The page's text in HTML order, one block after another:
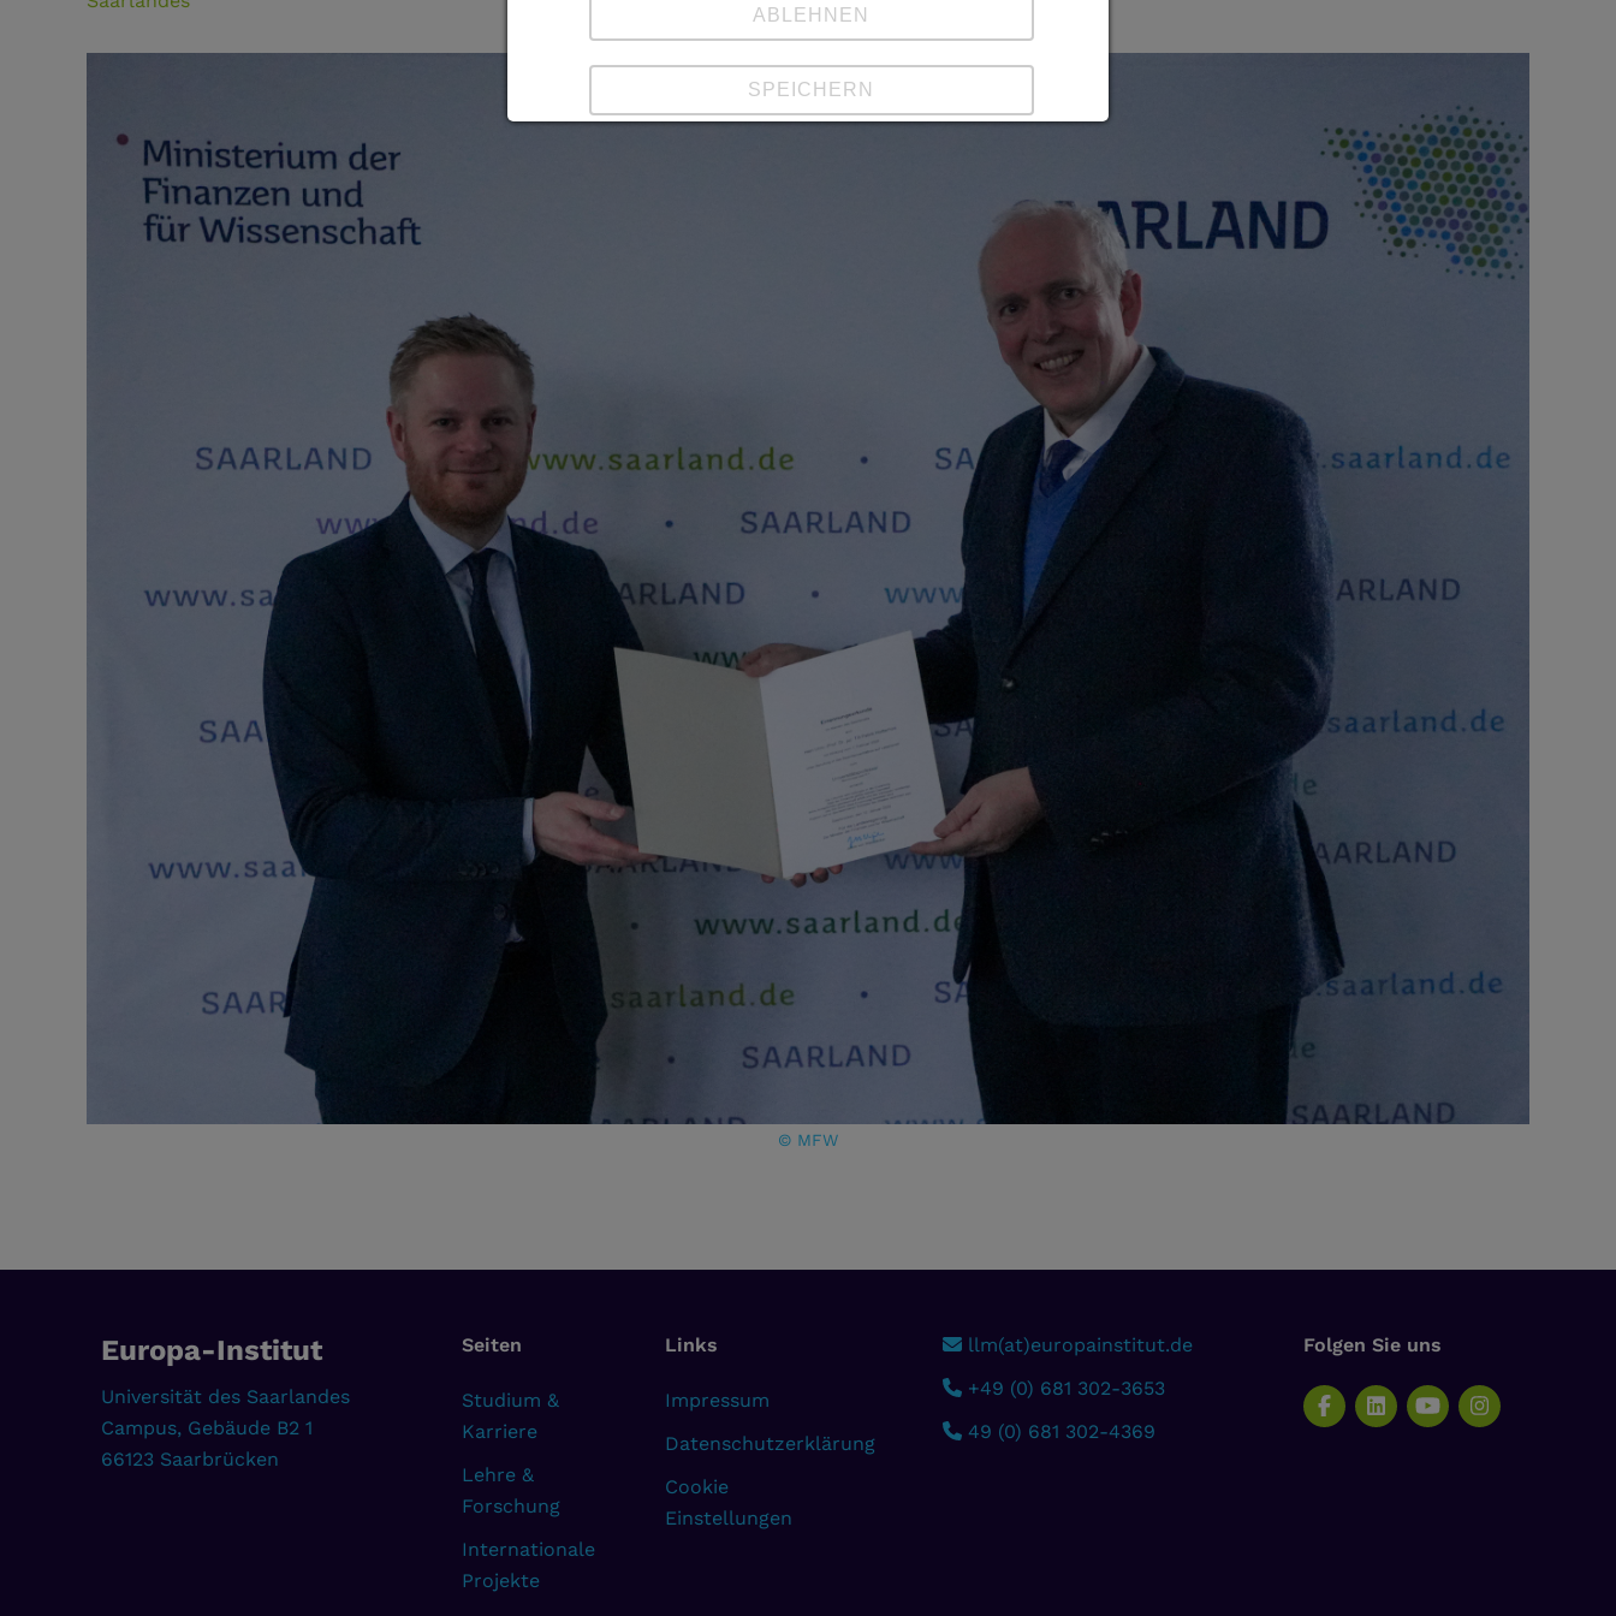
© MFW
Europa-Institut
Universität des Saarlandes
Campus, Gebäude B2 1
66123 Saarbrücken
Seiten
Studium &
Karriere
Lehre &
Forschung
Internationale
Projekte
Links
Impressum
Datenschutzerklärung
Cookie
Einstellungen
llm(at)europainstitut.de
+49 (0) 681 302-3653
49 (0) 681 302-4369
Folgen Sie uns
ABLEHNEN
SPEICHERN